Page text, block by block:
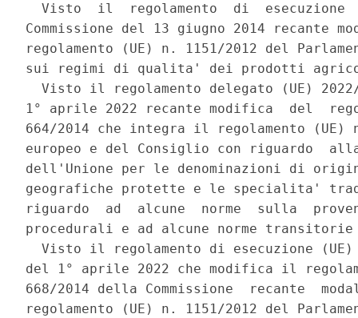
Visto  il  regolamento  di  esecuzione
Commissione del 13 giugno 2014 recante
regolamento (UE) n. 1151/2012 del
sui regimi di qualita' dei prodotti
Visto il regolamento delegato (UE)
1° aprile 2022 recante modifica  del
664/2014 che integra il regolamento (UE)
europeo e del Consiglio con riguardo
dell'Unione per le denominazioni di
geografiche protette e le specialita'
riguardo  ad  alcune  norme  sulla
procedurali e ad alcune norme
Visto il regolamento di esecuzione
del 1° aprile 2022 che modifica il
668/2014 della Commissione  recante
regolamento (UE) n. 1151/2012 del